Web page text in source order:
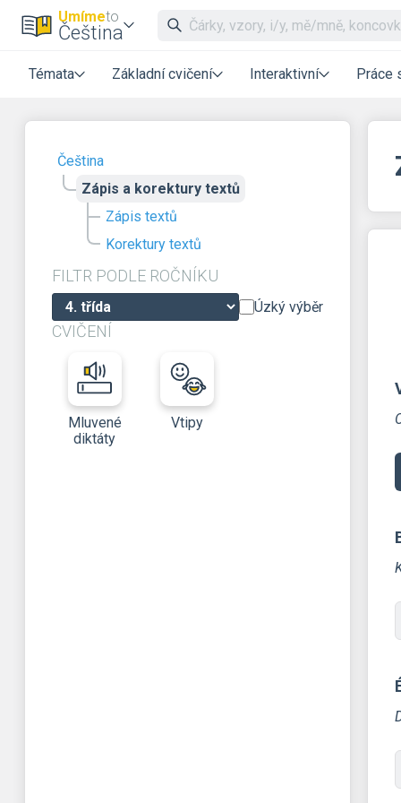
Umímeto
Čeština
Témata Základní cvičení Interaktivní Práce
Čeština
Zápis a korektury textů
Zápis textů
Korektury textů
FILTR PODLE ROČNÍKU
Úzký výběr
CVIČENÍ
Mluvené
diktáty
Vtipy